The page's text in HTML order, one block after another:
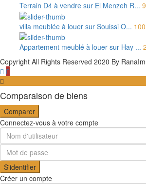
Terrain D4 à vendre sur El Menzeh R...
villa meublée à louer sur Souissi O...
Appartement meublé à louer sur Hay ...
Copyright All Rights Reserved 2020 By
Comparaison de biens
Comparer
Connectez-vous à votre compte
S'identifier
Créer un compte